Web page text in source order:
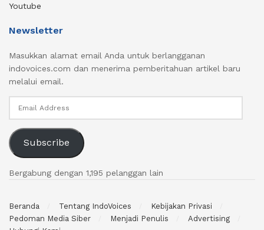
Youtube
Newsletter
Masukkan alamat email Anda untuk berlangganan
indovoices.com dan menerima pemberitahuan artikel baru
melalui email.
Subscribe
Bergabung dengan 1,195 pelanggan lain
Beranda Tentang IndoVoices
Kebijakan Privasi
Pedoman Media Siber
Menjadi Penulis
Advertising